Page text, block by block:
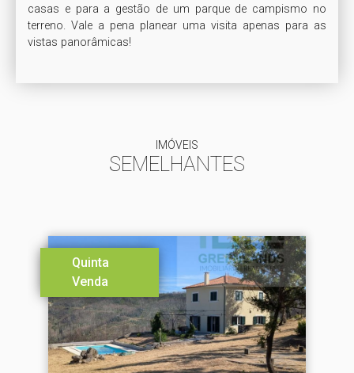
casas e para a gestão de um parque de campismo no
terreno. Vale a pena planear uma visita apenas para as
vistas panorâmicas!
IMÓVEIS
SEMELHANTES
Quinta
Venda